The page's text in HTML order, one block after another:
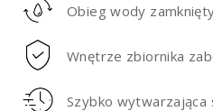
Obieg wody
Wnętrze zbiornika
Szybko wytwarzająca